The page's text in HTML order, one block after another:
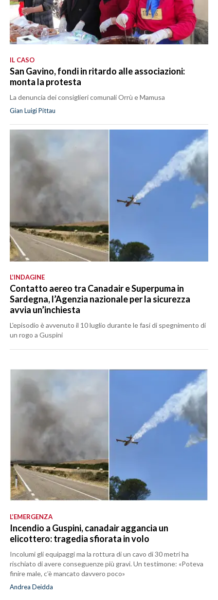
IL CASO
San Gavino, fondi in ritardo alle associazioni:
monta la protesta
La denuncia dei consiglieri comunali Orrù e Mamusa
Gian Luigi Pittau
L’INDAGINE
Contatto aereo tra Canadair e Superpuma in
Sardegna, l’Agenzia nazionale per la sicurezza
avvia un’inchiesta
L'episodio è avvenuto il 10 luglio durante le fasi di spegnimento di
un rogo a Guspini
L’EMERGENZA
Incendio a Guspini, canadair aggancia un
elicottero: tragedia sfiorata in volo
Incolumi gli equipaggi ma la rottura di un cavo di 30 metri ha
rischiato di avere conseguenze più gravi. Un testimone: «Poteva
finire male, c’è mancato davvero poco»
Andrea Deidda